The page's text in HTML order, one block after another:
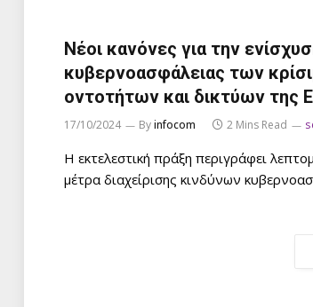
Νέοι κανόνες για την
κυβερνοασφάλειας των
οντοτήτων και δικτύων της
17/10/2024 Byinfocom 2 Mins Read
Η εκτελεστική πράξη περιγράφει
μέτρα διαχείρισης κινδύνων